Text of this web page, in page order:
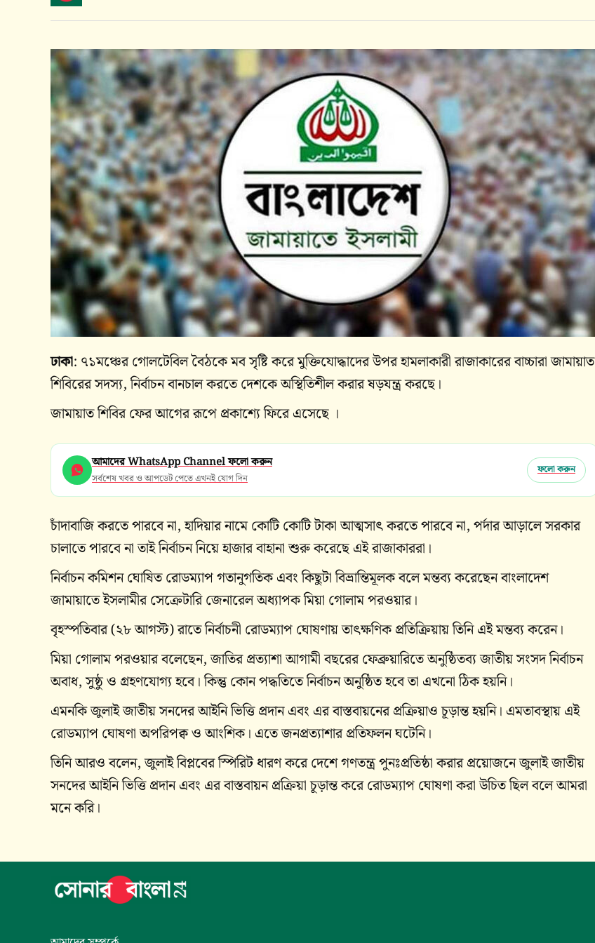
ঢাকা: ৭১মঞ্চের গোলটেবিল বৈঠকে মব সৃষ্টি করে মুক্তিযোদ্ধাদের উপর হামলাকারী রাজাকারের বাচ্চারা জামায়াত
শিবিরের সদস্য, নির্বাচন বানচাল করতে দেশকে অস্থিতিশীল করার ষড়যন্ত্র করছে।
জামায়াত শিবির ফের আগের রূপে প্রকাশ্যে ফিরে এসেছে ।
আমাদের WhatsApp Channel ফলো করুন
সর্বশেষ খবর ও আপডেট পেতে এখনই যোগ দিন
ফলো করুন
চাঁদাবাজি করতে পারবে না, হাদিয়ার নামে কোটি কোটি টাকা আত্মসাৎ করতে পারবে না, পর্দার আড়ালে সরকার
চালাতে পারবে না তাই নির্বাচন নিয়ে হাজার বাহানা শুরু করেছে এই রাজাকাররা।
নির্বাচন কমিশন ঘোষিত রোডম্যাপ গতানুগতিক এবং কিছুটা বিভ্রান্তিমূলক বলে মন্তব্য করেছেন বাংলাদেশ
জামায়াতে ইসলামীর সেক্রেটারি জেনারেল অধ্যাপক মিয়া গোলাম পরওয়ার।
বৃহস্পতিবার (২৮ আগস্ট) রাতে নির্বাচনী রোডম্যাপ ঘোষণায় তাৎক্ষণিক প্রতিক্রিয়ায় তিনি এই মন্তব্য করেন।
মিয়া গোলাম পরওয়ার বলেছেন, জাতির প্রত্যাশা আগামী বছরের ফেব্রুয়ারিতে অনুষ্ঠিতব্য জাতীয় সংসদ নির্বাচন
অবাধ, সুষ্ঠু ও গ্রহণযোগ্য হবে। কিন্তু কোন পদ্ধতিতে নির্বাচন অনুষ্ঠিত হবে তা এখনো ঠিক হয়নি।
এমনকি জুলাই জাতীয় সনদের আইনি ভিত্তি প্রদান এবং এর বাস্তবায়নের প্রক্রিয়াও চূড়ান্ত হয়নি। এমতাবস্থায় এই
রোডম্যাপ ঘোষণা অপরিপক্ব ও আংশিক। এতে জনপ্রত্যাশার প্রতিফলন ঘটেনি।
তিনি আরও বলেন, জুলাই বিপ্লবের স্পিরিট ধারণ করে দেশে গণতন্ত্র পুনঃপ্রতিষ্ঠা করার প্রয়োজনে জুলাই জাতীয়
সনদের আইনি ভিত্তি প্রদান এবং এর বাস্তবায়ন প্রক্রিয়া চূড়ান্ত করে রোডম্যাপ ঘোষণা করা উচিত ছিল বলে আমরা
মনে করি।